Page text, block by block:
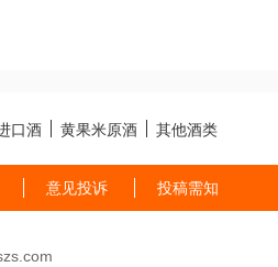
口酒 黄果米原酒 其他酒类
意见投诉 投稿需知